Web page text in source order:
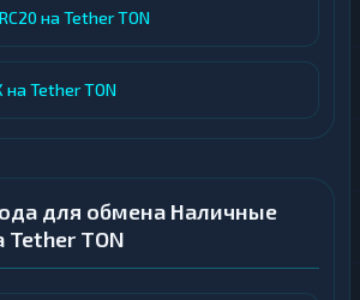
на Tether TON
Tether TON
для обмена Наличные
Tether TON